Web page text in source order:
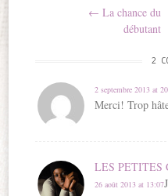
Post← La chance du
débutant
2
2 septembre 2013 at
Merci! Trop
LES PETITES
26 août 2013 at 13:07